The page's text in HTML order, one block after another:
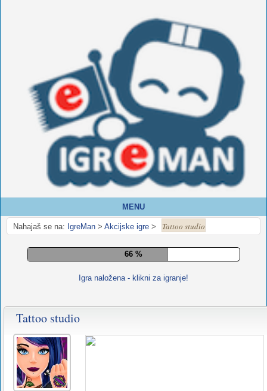
MENU
Nahajaš se na: IgreMan > Akcijske igre > Tattoo studio
71 %
Igra naložena - klikni za igranje!
Tattoo studio